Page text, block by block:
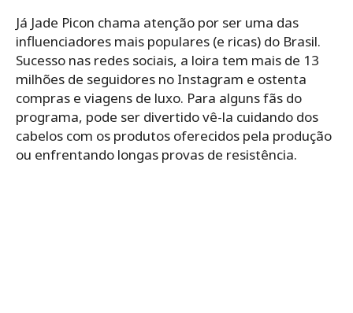
Já Jade Picon chama atenção por ser uma das
influenciadores mais populares (e ricas) do Brasil.
Sucesso nas redes sociais, a loira tem mais de 13
milhões de seguidores no Instagram e ostenta
compras e viagens de luxo. Para alguns fãs do
programa, pode ser divertido vê-la cuidando dos
cabelos com os produtos oferecidos pela produção
ou enfrentando longas provas de resistência.